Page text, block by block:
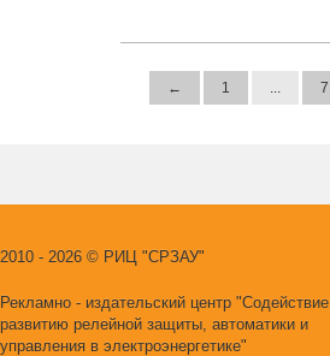
← 1 ... 7
2010 - 2026 © РИЦ "СРЗАУ"
Рекламно - издательский центр "Содействие
развитию релейной защиты, автоматики и
управления в электроэнергетике"